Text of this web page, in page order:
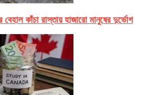
বেহাল কাঁচা রাস্তায় হাজারো মানুষের দুর্ভোগ